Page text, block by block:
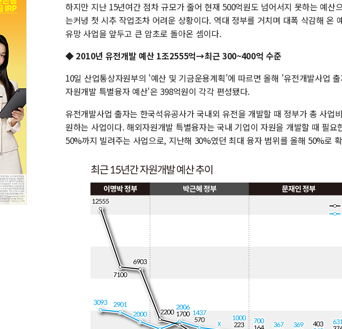
하지만 지난 15년여간 점차 규모가 줄어 현재 500억원도 넘어서지 못하는 예산
는커녕 첫 시추 작업조차 어려운 상황이다. 역대 정부를 거치며 대폭 삭감해 온
유망 사업을 앞두고 큰 암초로 돌아온 셈이다.
◆ 2010년 유전개발 예산 1조2555억→최근 300~400억 수준
10일 산업통상자원부의 '예산 및 기금운용계획'에 따르면 올해 '유전개발사업
자원개발 특별융자 예산'은 398억원이 각각 편성됐다.
유전개발사업 출자는 한국석유공사가 국내외 유전을 개발할 때 정부가 총 사업
원하는 사업이다. 해외자원개발 특별융자는 국내 기업이 자원을 개발할 때 필요
50%까지 빌려주는 사업으로, 지난해 30%였던 최대 융자 범위를 올해 50%로